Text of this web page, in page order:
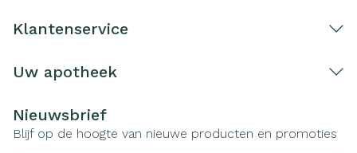
Klantenservice
Uw apotheek
Nieuwsbrief
Blijf op de hoogte van nieuwe producten en promoties